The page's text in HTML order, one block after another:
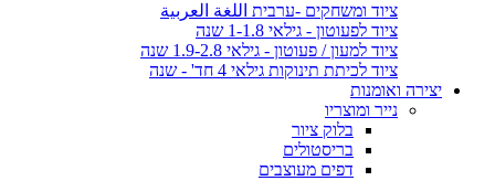
ציוד ומשחקים -ערבית اللغة العربية
ציוד לפעוטון - גילאי 1-1.8 שנה
ציוד למעון / פעוטון - גילאי 1.9-2.8 שנה
ציוד לכיתת תינוקות גילאי 4 חד' - שנה
יצירה ואומנות
נייר ומוצריו
בלוק ציור
בריסטולים
דפים מעוצבים